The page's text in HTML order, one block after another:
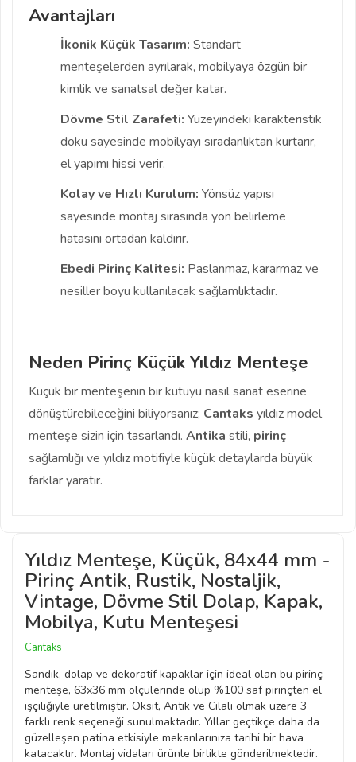
Avantajları
İkonik Küçük Tasarım: Standart
menteşelerden ayrılarak, mobilyaya özgün bir
kimlik ve sanatsal değer katar.
Dövme Stil Zarafeti: Yüzeyindeki karakteristik
doku sayesinde mobilyayı sıradanlıktan kurtarır,
el yapımı hissi verir.
Kolay ve Hızlı Kurulum: Yönsüz yapısı
sayesinde montaj sırasında yön belirleme
hatasını ortadan kaldırır.
Ebedi Pirinç Kalitesi: Paslanmaz, kararmaz ve
nesiller boyu kullanılacak sağlamlıktadır.
Neden Pirinç Küçük Yıldız Menteşe
Küçük bir menteşenin bir kutuyu nasıl sanat eserine
dönüştürebileceğini biliyorsanız; Cantaks yıldız model
menteşe sizin için tasarlandı. Antika stili, pirinç
sağlamlığı ve yıldız motifiyle küçük detaylarda büyük
farklar yaratır.
Yıldız Menteşe, Küçük, 84x44 mm -
Pirinç Antik, Rustik, Nostaljik,
Vintage, Dövme Stil Dolap, Kapak,
Mobilya, Kutu Menteşesi
Cantaks
Sandık, dolap ve dekoratif kapaklar için ideal olan bu pirinç
menteşe, 63x36 mm ölçülerinde olup %100 saf pirinçten el
işçiliğiyle üretilmiştir. Oksit, Antik ve Cilalı olmak üzere 3
farklı renk seçeneği sunulmaktadır. Yıllar geçtikçe daha da
güzelleşen patina etkisiyle mekanlarınıza tarihi bir hava
katacaktır. Montaj vidaları ürünle birlikte gönderilmektedir.